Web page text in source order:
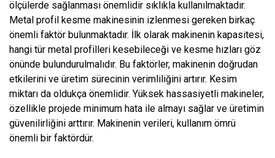
ölçülerde sağlanması önemlidir sıklıkla kullanılmaktadır.
Metal profil kesme makinesinin izlenmesi gereken birkaç
önemli faktör bulunmaktadır. İlk olarak makinenin kapasitesi,
hangi tür metal profilleri kesebileceği ve kesme hızları göz
önünde bulundurulmalıdır. Bu faktörler, makinenin doğrudan
etkilerini ve üretim sürecinin verimliliğini artırır. Kesim
miktarı da oldukça önemlidir. Yüksek hassasiyetli makineler,
özellikle projede minimum hata ile almayı sağlar ve üretimin
güvenilirliğini arttırır. Makinenin verileri, kullanım ömrü
önemli bir faktördür.